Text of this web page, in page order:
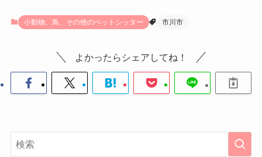
小動物、鳥、その他のペットシッター 市川市
よかったらシェアしてね！